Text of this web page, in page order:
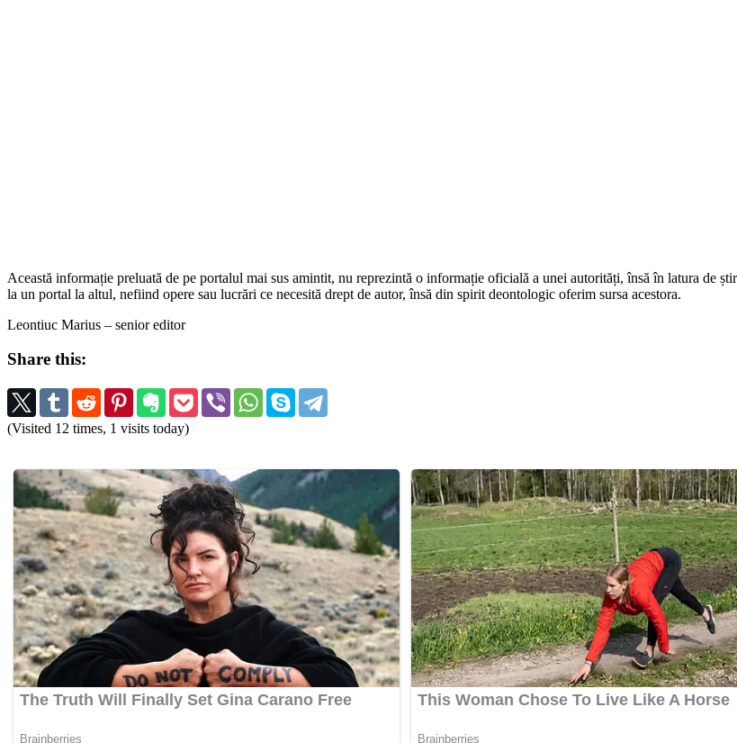
Această informație preluată de pe portalul mai sus amintit, nu reprezintă o informație oficială a unei autorități, însă în latura de
la un portal la altul, nefiind opere sau lucrări ce necesită drept de autor, însă din spirit deontologic oferim sursa acestora.
Leontiuc Marius – senior editor
Share this:
(Visited 12 times, 1 visits today)